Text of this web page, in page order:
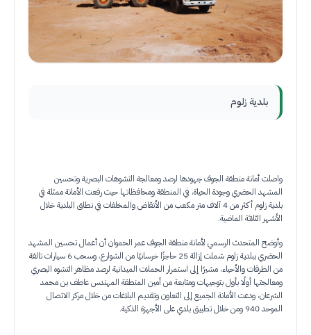
بلدية زلوم
واصلت أمانة منطقة الجوف جهودها لرصد ومعالجة التشوهات البصرية وتحسين
المشهد الحضري وجودة الحياة، في المنطقة ومحافظاتها حيث رفعت الأمانة ممثلة في
بلدية زلوم أكثر من 4 آلاف متر مكعب من الأنقاض والمخلفات في نطاق البلدية خلال
الأشهر الثلاثة الماضية.
وأوضح المتحدث الرسمي لأمانة منطقة الجوف عمر الحموان أن أعمال تحسين المشهد
الحضري ببلدية زلوم شملت إزالة 25 حاجزًا خرسانيًا من الشوارع، وسحب 6 سيارات تالفة
من الطرقات والأحياء، مشيرًا إلى استمرار الحملات الميدانية لرصد مظاهر التشوه البصري
ومعالجتها أولًا بأول بتوجيهات ومتابعة من أمين المنطقة المهندس عاطف بن محمد
الشرعان، ودعت الأمانة الجميع إلى التعاون وتقديم البلاغات من خلال مركز الاتصال
الموحد 940 ومن خلال تطبيق بلدي على الأجهزة الذكية.